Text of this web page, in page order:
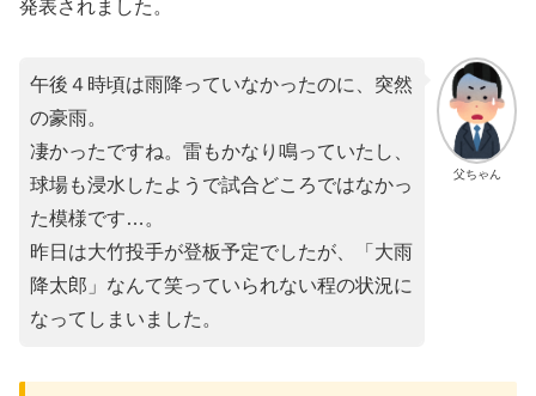
発表されました。
父ちゃん
午後４時頃は雨降っていなかったのに、突然
の豪雨。
凄かったですね。雷もかなり鳴っていたし、
球場も浸水したようで試合どころではなかっ
た模様です…。
昨日は大竹投手が登板予定でしたが、「大雨
降太郎」なんて笑っていられない程の状況に
なってしまいました。